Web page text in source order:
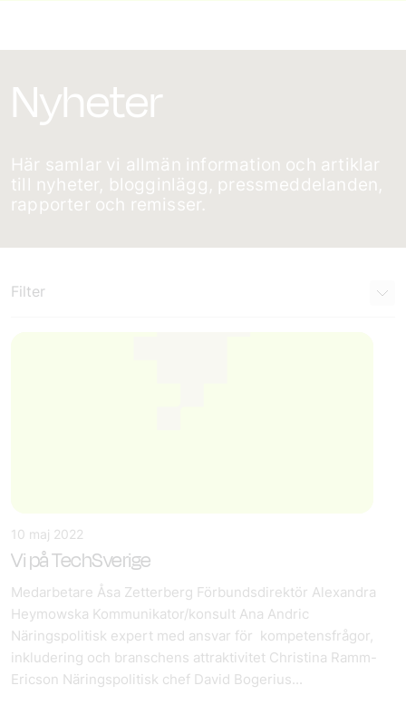
Nyheter
Här samlar vi allmän information och artiklar
till nyheter, blogginlägg, pressmeddelanden,
rapporter och remisser.
Filter
10 maj 2022
Vi på TechSverige
Medarbetare Åsa Zetterberg Förbundsdirektör Alexandra
Heymowska Kommunikator/konsult Ana Andric
Näringspolitisk expert med ansvar för kompetensfrågor,
inkludering och branschens attraktivitet Christina Ramm-
Ericson Näringspolitisk chef David Bogerius...